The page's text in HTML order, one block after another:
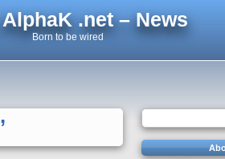
.net – News
Born to be wired